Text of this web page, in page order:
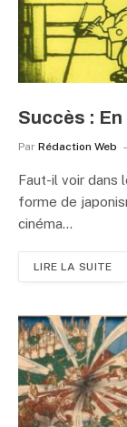
Succès :
Par Rédaction Web
Faut-il voir dans
forme de
cinéma…
LIRE LA SUITE